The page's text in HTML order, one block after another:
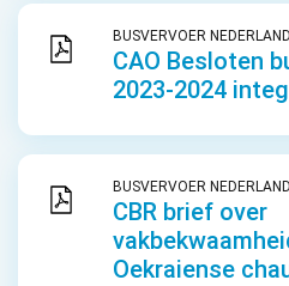
BUSVERVOER NEDERLAND
CAO Besloten
2023-2024
BUSVERVOER NEDERLAND
CBR brief over
Oekraiense